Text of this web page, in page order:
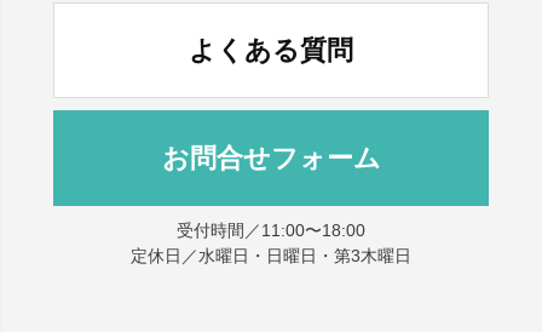
よくある質問
お問合せフォーム
受付時間／11:00〜18:00
定休日／水曜日・日曜日・第3木曜日